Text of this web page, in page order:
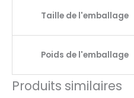
Taille de l'emballage
Poids de l'emballage
Produits similaires